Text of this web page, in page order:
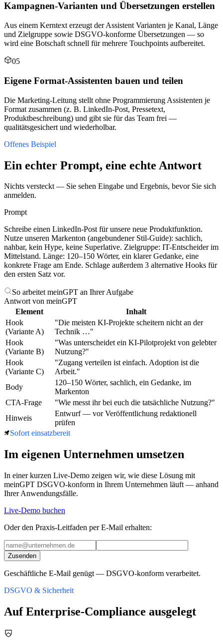
Kampagnen-Varianten und Übersetzungen erstellen
Aus einem Kerntext erzeugt der Assistent Varianten je Kanal, Länge
und Zielgruppe sowie DSGVO-konforme Übersetzungen — so
wird eine Botschaft schnell für mehrere Touchpoints aufbereitet.
05
Eigene Format-Assistenten bauen und teilen
Die Marketing-Leitung stellt ohne Programmierung Assistenten je
Format zusammen (z. B. LinkedIn-Post, Pressetext,
Produktbeschreibung) und gibt sie für das Team frei —
qualitätsgesichert und wiederholbar.
Offenes Beispiel
Ein echter Prompt, eine echte Antwort
Nichts versteckt — Sie sehen Eingabe und Ergebnis, bevor Sie sich
anmelden.
Prompt
Schreibe einen LinkedIn-Post für unsere neue Produktfunktion.
Nutze unseren Markenton (angebundener Stil-Guide): sachlich,
nahbar, kein Hype, keine Superlative. Zielgruppe: IT-Entscheider im
Mittelstand. Länge: 120–150 Wörter, ein klarer Gedanke, eine
konkrete Frage am Ende. Schlage außerdem 3 alternative Hooks für
den ersten Satz vor.
So arbeitet meinGPT an Ihrer Aufgabe
Antwort von meinGPT
Element
Inhalt
Hook
(Variante A)
"Die meisten KI-Projekte scheitern nicht an der
Technik …"
Hook
(Variante B)
"Was unterscheidet ein KI-Pilotprojekt von gelebter
Nutzung?"
Hook
(Variante C)
"Zugang verteilen ist einfach. Adoption ist die
Arbeit."
Body
120–150 Wörter, sachlich, ein Gedanke, im
Markenton
CTA-Frage
"Wie messt ihr bei euch die tatsächliche Nutzung?"
Hinweis
Entwurf — vor Veröffentlichung redaktionell
prüfen
Sofort einsatzbereit
Im eigenen Unternehmen umsetzen
In einer kurzen Live-Demo zeigen wir, wie diese Lösung mit
meinGPT DSGVO-konform in Ihrem Unternehmen läuft — anhand
Ihrer Anwendungsfälle.
Live-Demo buchen
Oder den Praxis-Leitfaden per E-Mail erhalten:
Zusenden
Geschäftliche E-Mail genügt — DSGVO-konform verarbeitet.
DSGVO & Sicherheit
Auf Enterprise-Compliance ausgelegt